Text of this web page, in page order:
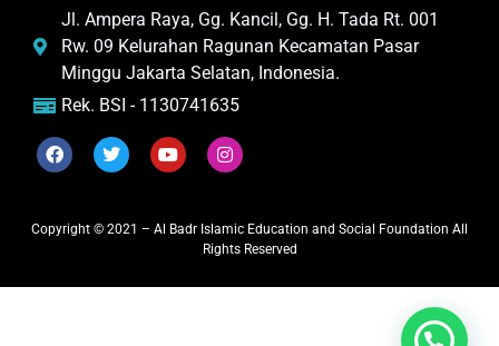
Jl. Ampera Raya, Gg. Kancil, Gg. H. Tada Rt. 001
Rw. 09 Kelurahan Ragunan Kecamatan Pasar
Minggu Jakarta Selatan, Indonesia.
Rek. BSI - 1130741635
Copyright © 2021 – Al Badr Islamic Education and Social Foundation All
Rights Reserved